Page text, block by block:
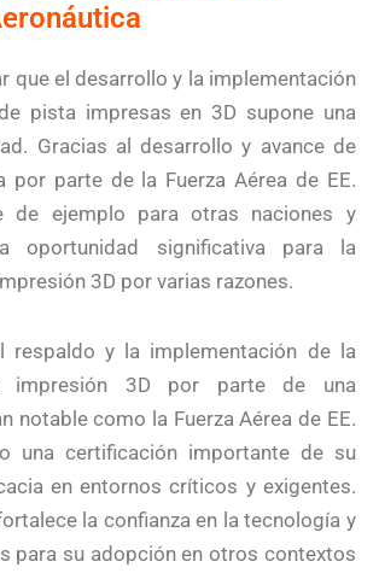
que el desarrollo y la implementación
pista impresas en 3D supone una
Gracias al desarrollo y avance de
por parte de la Fuerza Aérea de EE.
de ejemplo para otras naciones y
oportunidad significativa para la
3D por varias razones.
respaldo y la implementación de la
impresión 3D por parte de una
notable como la Fuerza Aérea de EE.
una certificación importante de su
en entornos críticos y exigentes.
la confianza en la tecnología y
para su adopción en otros contextos